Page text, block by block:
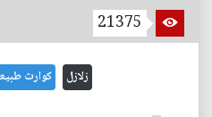
21375
زلازل كوارث